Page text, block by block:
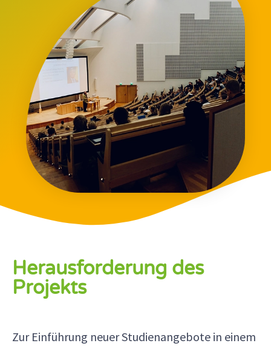
Herausforderung des
Projekts
Zur Einführung neuer Studienangebote in einem